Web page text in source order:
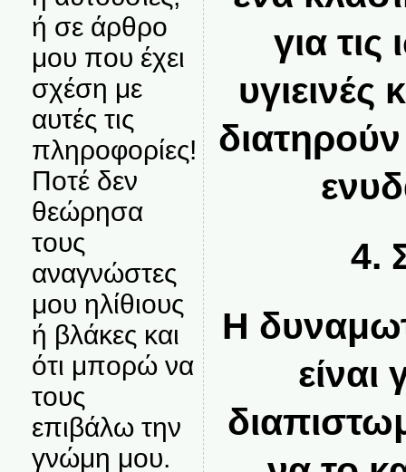
ή σε άρθρο
μου που έχει
σχέση με
αυτές τις
πληροφορίες!
Ποτέ δεν
θεώρησα
τους
αναγνώστες
μου ηλίθιους
ή βλάκες και
ότι μπορώ να
τους
επιβάλω την
γνώμη μου.
για τις
4.
Η
είναι